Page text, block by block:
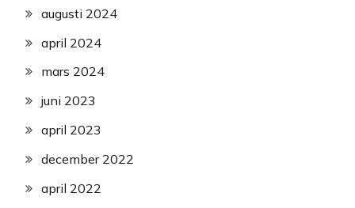
augusti 2024
april 2024
mars 2024
juni 2023
april 2023
december 2022
april 2022